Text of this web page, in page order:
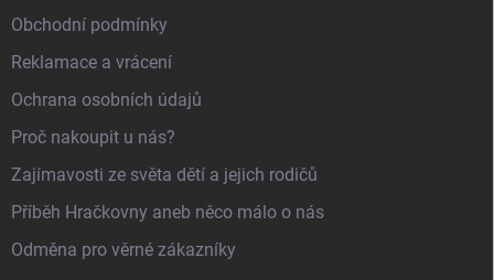
Obchodní podmínky
Reklamace a vrácení
Ochrana osobních údajů
Proč nakoupit u nás?
Zajímavosti ze světa dětí a jejich rodičů
Příběh Hračkovny aneb něco málo o nás
Odměna pro věrné zákazníky